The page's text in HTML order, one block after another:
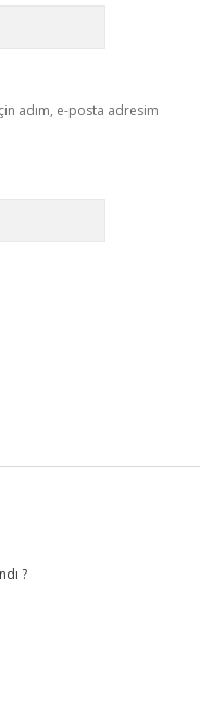
adım, e-posta adresim
?